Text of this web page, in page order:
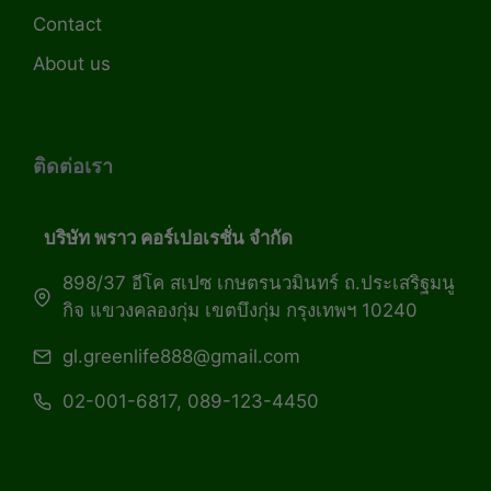
Contact
About us
ติดต่อเรา
บริษัท พราว คอร์เปอเรชั่น จำกัด
898/37 อีโค สเปซ เกษตรนวมินทร์ ถ.ประเสริฐมนู
กิจ แขวงคลองกุ่ม เขตบึงกุ่ม กรุงเทพฯ 10240
gl.greenlife888@gmail.com
02-001-6817, 089-123-4450